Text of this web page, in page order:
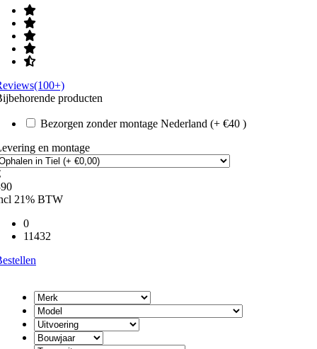
producten
Bezorgen zonder montage Nederland (+ €40 )
en montage
21% BTW
0
11432